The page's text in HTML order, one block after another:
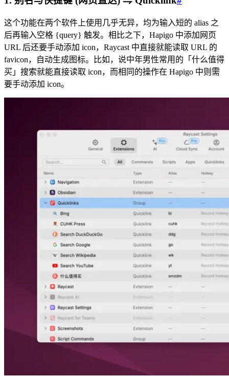
这个功能在两个软件上使用几乎无异，均为输入短的 alias 之
后再输入空格 {query} 触发。相比之下，Hapigo 中添加网页
URL 后还要手动添加 icon，Raycast 中直接就能读取 URL 的
favicon，自动生成图标。比如，说中年男性常用的「什么值得
买」搜索就能直接读取 icon，而相同的操作在 Hapigo 中则需
要手动添加 icon。